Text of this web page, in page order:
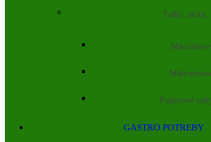
Tašky, sáčky,
Papierové
GASTRO POTREBY